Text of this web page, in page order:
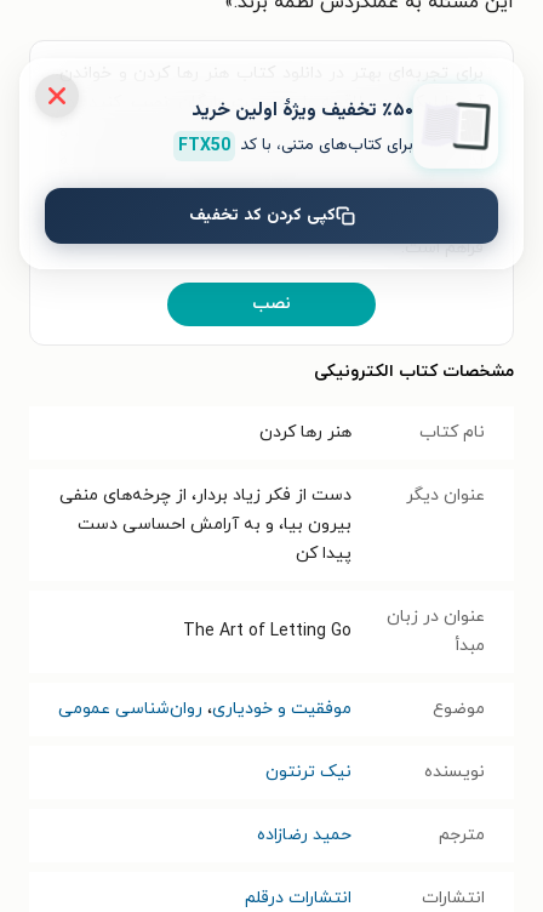
برای تجربه‌ای بهتر در دانلود کتاب هنر رها کردن و خواندن
آن، اپلیکیشن طاقچه را به‌صورت رایگان نصب کنید. در
اپلیکیشن می‌توانید مطالعه‌ی خود را شخصی‌سازی کنید و
لذت خواندن و شنیدن کتاب‌ها را همیشه و همه‌جا تجربه
کنید. علاوه‌بر دسترسی آسان، امکان خرید هزاران کتاب
صوتی و الکترونیکی با تخفیف‌های ویژه و بهترین قیمت هم
فراهم است.
نصب
مشخصات کتاب الکترونیکی
نام کتاب هنر رها کردن
عنوان دیگر
دست از فکر زیاد بردار، از چرخه‌های منفی
بیرون بیا، و به آرامش احساسی دست
پیدا کن
عنوان در زبان
مبدأ
The Art of Letting Go
موضوع موفقیت و خودیاری، روان‌شناسی عمومی
نویسنده نیک ترنتون
مترجم حمید رضازاده
انتشارات انتشارات درقلم
٪۵۰ تخفیف ویژۀ اولین خرید
برای کتاب‌های متنی، با کد FTX50
کپی کردن کد تخفیف